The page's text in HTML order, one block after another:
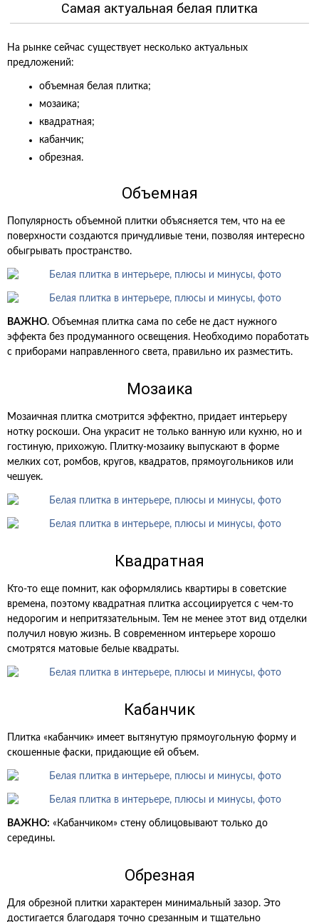
Самая актуальная белая плитка
На рынке сейчас существует несколько актуальных
предложений:
объемная белая плитка;
мозаика;
квадратная;
кабанчик;
обрезная.
Объемная
Популярность объемной плитки объясняется тем, что на ее
поверхности создаются причудливые тени, позволяя интересно
обыгрывать пространство.
ВАЖНО. Объемная плитка сама по себе не даст нужного
эффекта без продуманного освещения. Необходимо поработать
с приборами направленного света, правильно их разместить.
Мозаика
Мозаичная плитка смотрится эффектно, придает интерьеру
нотку роскоши. Она украсит не только ванную или кухню, но и
гостиную, прихожую. Плитку-мозаику выпускают в форме
мелких сот, ромбов, кругов, квадратов, прямоугольников или
чешуек.
Квадратная
Кто-то еще помнит, как оформлялись квартиры в советские
времена, поэтому квадратная плитка ассоциируется с чем-то
недорогим и непритязательным. Тем не менее этот вид отделки
получил новую жизнь. В современном интерьере хорошо
смотрятся матовые белые квадраты.
Кабанчик
Плитка «кабанчик» имеет вытянутую прямоугольную форму и
скошенные фаски, придающие ей объем.
ВАЖНО: «Кабанчиком» стену облицовывают только до
середины.
Обрезная
Для обрезной плитки характерен минимальный зазор. Это
достигается благодаря точно срезанным и тщательно